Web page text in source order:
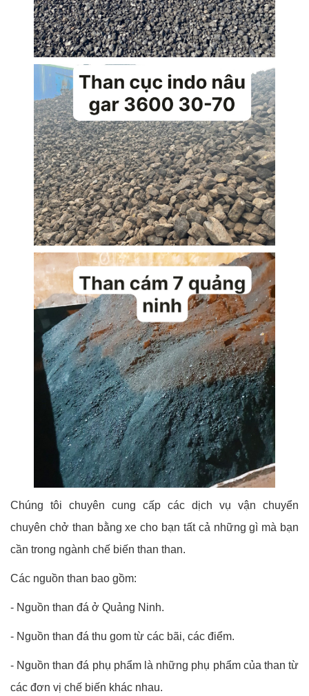
Chúng tôi chuyên cung cấp các dịch vụ vận chuyển
chuyên chở than bằng xe cho bạn tất cả những gì mà bạn
cần trong ngành chế biến than than.
Các nguồn than bao gồm:
- Nguồn than đá ở Quảng Ninh.
- Nguồn than đá thu gom từ các bãi, các điểm.
- Nguồn than đá phụ phẩm là những phụ phẩm của than từ
các đơn vị chế biến khác nhau.